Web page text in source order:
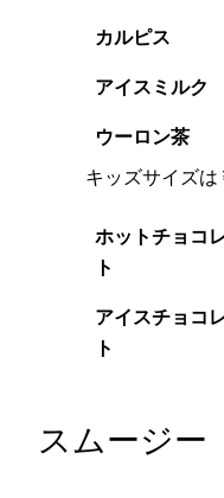
カルピス
アイスミルク
ウーロン茶
キッズサイズ
ホットチョコ
ト
アイスチョコ
ト
スムージー